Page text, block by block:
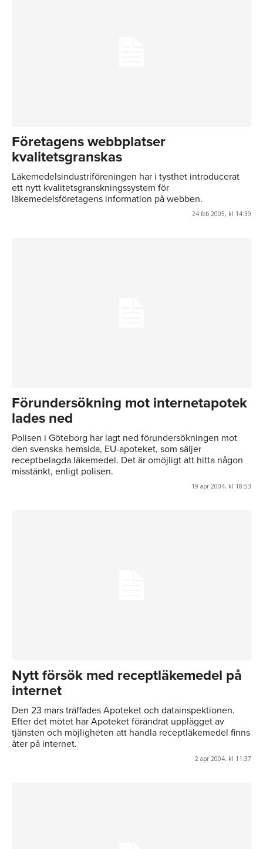
Företagens webbplatser
kvalitetsgranskas
Läkemedelsindustriföreningen har i tysthet introducerat
ett nytt kvalitetsgranskningssystem för
läkemedelsföretagens information på webben.
24 feb 2005, kl 14:39
Förundersökning mot internetapotek
lades ned
Polisen i Göteborg har lagt ned förundersökningen mot
den svenska hemsida, EU-apoteket, som säljer
receptbelagda läkemedel. Det är omöjligt att hitta någon
misstänkt, enligt polisen.
19 apr 2004, kl 18:53
Nytt försök med receptläkemedel på
internet
Den 23 mars träffades Apoteket och datainspektionen.
Efter det mötet har Apoteket förändrat upplägget av
tjänsten och möjligheten att handla receptläkemedel finns
åter på internet.
2 apr 2004, kl 11:37